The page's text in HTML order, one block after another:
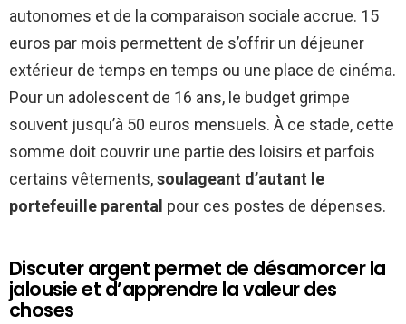
autonomes et de la comparaison sociale accrue. 15
euros par mois permettent de s’offrir un déjeuner
extérieur de temps en temps ou une place de cinéma.
Pour un adolescent de 16 ans, le budget grimpe
souvent jusqu’à 50 euros mensuels. À ce stade, cette
somme doit couvrir une partie des loisirs et parfois
certains vêtements,soulageant d’autant le
portefeuille parental pour ces postes de dépenses.
Discuter argent permet de désamorcer la
jalousie et d’apprendre la valeur des
choses